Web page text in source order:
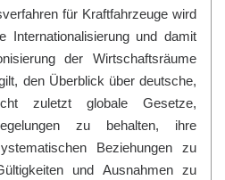
für Kraftfahrzeuge wird
Internationalisierung und damit
der Wirtschaftsräume
den Überblick über deutsche,
zuletzt globale Gesetze,
zu behalten, ihre
Beziehungen zu
und Ausnahmen zu